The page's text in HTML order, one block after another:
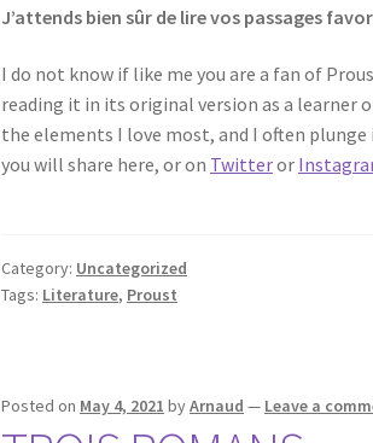
J’attends bien sûr de lire vos passages
I do not know if like me you are a fan of
reading it in its original version as a learner
the elements I love most, and I often
you will share here, or on Twitteror
Category: Uncategorized
Tags: Literature, Proust
Posted on May 4, 2021 byArnaud — Leave a